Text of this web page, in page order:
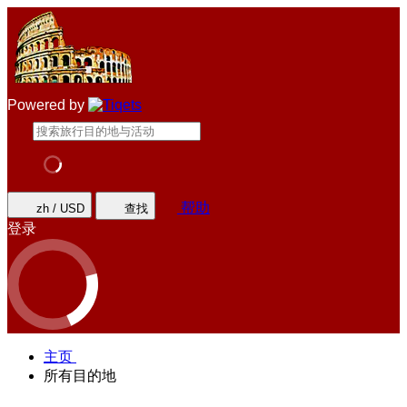
Powered by
zh / USD 查找
帮助
登录
主页
所有目的地